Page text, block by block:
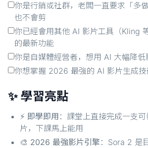
你是行銷或社群，老闆一直要求「多
也不會剪
你已經會用其他 AI 影片工具（Kling
的最新功能
你是自媒體經營者，想用 AI 大幅降低
你想掌握 2026 最強的 AI 影片生成技
✨ 學習亮點
⚡ 即學即用 ：課堂上直接完成一支
片，下課馬上能用
🎨 2026 最強影片引擎 ：Sora 2 是